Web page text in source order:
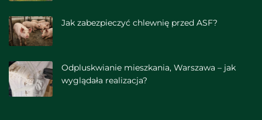
Jak zabezpieczyć chlewnię przed ASF?
Odpluskwianie mieszkania, Warszawa – jak
wyglądała realizacja?